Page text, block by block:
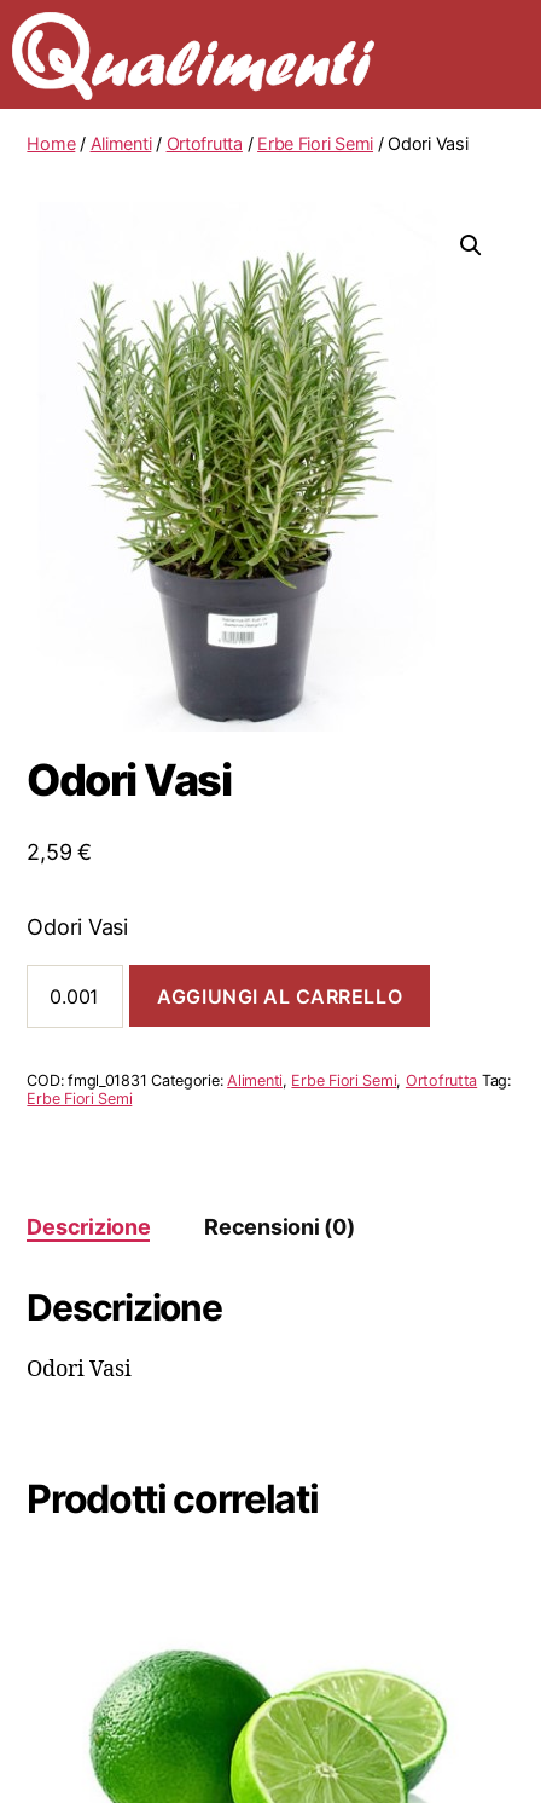
Home/ Alimenti/ Ortofrutta / Erbe Fiori Semi / Odori Vasi
Odori Vasi
2,59€
Odori Vasi
Vasi
quantità
AGGIUNGI AL CARRELLO
COD:fmgl_01831 Categorie:Alimenti, Erbe Fiori Semi, Ortofrutta Tag:
Erbe Fiori Semi
Descrizione Recensioni (0)
Descrizione
Odori Vasi
Prodotti correlati